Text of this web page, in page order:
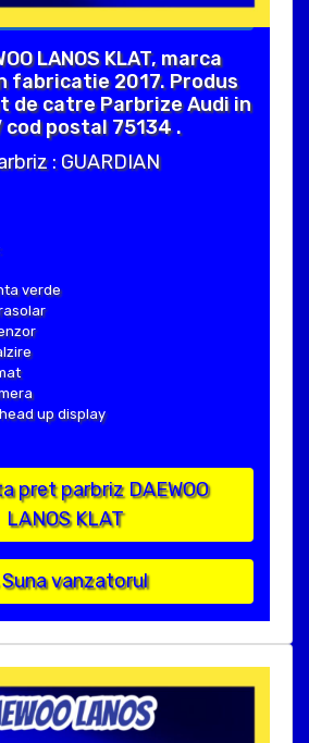
LANOS KLAT, marca
fabricatie 2017. Produs
de catre Parbrize Audi in
cod postal 75134 .
: GUARDIAN
verde
up display
pret parbriz DAEWOO
LANOS KLAT
vanzatorul